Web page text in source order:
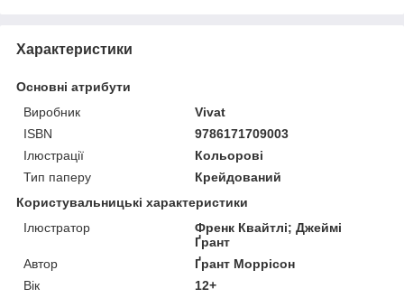
Характеристики
Основні атрибути
Виробник
Vivat
ISBN
9786171709003
Ілюстрації
Кольорові
Тип паперу
Крейдований
Користувальницькі характеристики
Ілюстратор
Френк Квайтлі; Джеймі
Ґрант
Автор
Ґрант Моррісон
Вік
12+